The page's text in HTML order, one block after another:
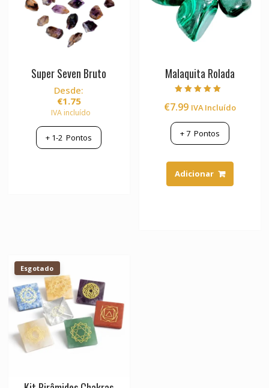
Super Seven Bruto
Desde:
€1.75
IVA incluído
+ 1-2 Pontos
Malaquita Rolada
5.00
€7.99 IVA Incluído
+7 Pontos
Adicionar
Esgotado